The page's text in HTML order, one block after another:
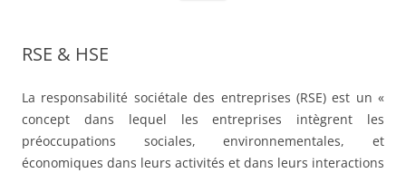
RSE & HSE
La responsabilité sociétale des entreprises (RSE) est un «
concept dans lequel les entreprises intègrent les
préoccupations sociales, environnementales, et
économiques dans leurs activités et dans leurs interactions